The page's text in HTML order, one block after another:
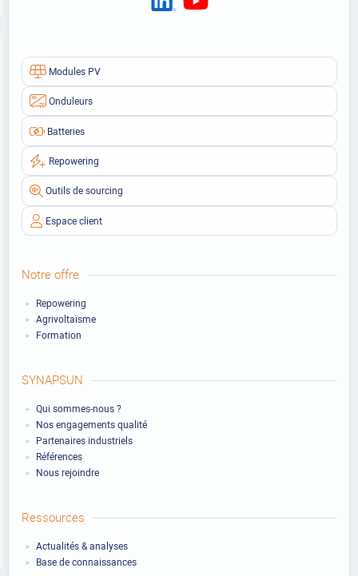
Modules PV
Onduleurs
Batteries
Repowering
Outils de sourcing
Espace client
Notre offre
Repowering
Agrivoltaïsme
Formation
SYNAPSUN
Qui sommes-nous ?
Nos engagements qualité
Partenaires industriels
Références
Nous rejoindre
Ressources
Actualités & analyses
Base de connaissances